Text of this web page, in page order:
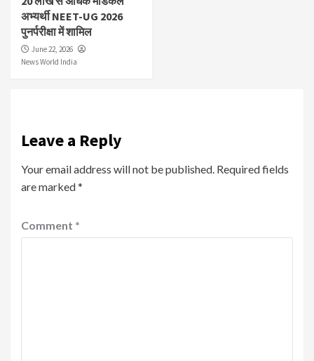
अभ्यर्थी NEET-UG 2026
पुनर्परीक्षा में शामिल
June 22, 2026
News World India
Leave a Reply
Your email address will not be published. Required fields
are marked*
Comment *